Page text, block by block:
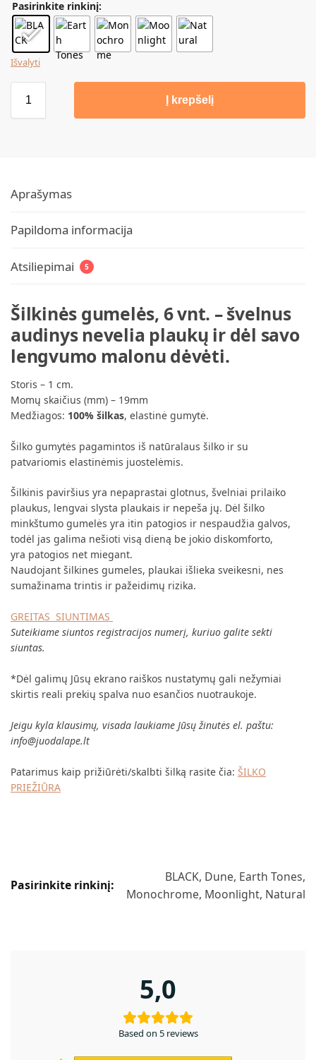
Pasirinkite rinkinį:
Išvalyti
Į krepšelį
Aprašymas
Papildoma informacija
Atsiliepimai 5
Šilkinės gumelės, 6 vnt. – švelnus
audinys nevelia plaukų ir dėl savo
lengvumo malonu dėvėti.
Storis – 1 cm.
Momų skaičius (mm) – 19mm
Medžiagos: 100% šilkas, elastinė gumytė.
Šilko gumytės pagamintos iš natūralaus šilko ir su
patvariomis elastinėmis juostelėmis.
Šilkinis paviršius yra nepaprastai glotnus, švelniai prilaiko
plaukus, lengvai slysta plaukais ir nepeša jų. Dėl šilko
minkštumo gumelės yra itin patogios ir nespaudžia galvos,
todėl jas galima nešioti visą dieną be jokio diskomforto,
yra patogios net miegant.
Naudojant šilkines gumeles, plaukai išlieka sveikesni, nes
sumažinama trintis ir pažeidimų rizika.
GREITAS SIUNTIMAS
Suteikiame siuntos registracijos numerį, kuriuo galite sekti
siuntas.
*Dėl galimų Jūsų ekrano raiškos nustatymų gali nežymiai
skirtis reali prekių spalva nuo esančios nuotraukoje.
Jeigu kyla klausimų, visada laukiame Jūsų žinutės el. paštu:
info@juodalape.lt
Patarimus kaip prižiūrėti/skalbti šilką rasite čia: ŠILKO
PRIEŽIŪRA
Pasirinkite rinkinį:
BLACK, Dune, Earth Tones,
Monochrome, Moonlight, Natural
5,0
Based on 5 reviews